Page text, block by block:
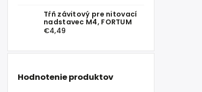
Tŕň závitový pre nitovací
nadstavec M4, FORTUM
€4,49
Hodnotenie produktov